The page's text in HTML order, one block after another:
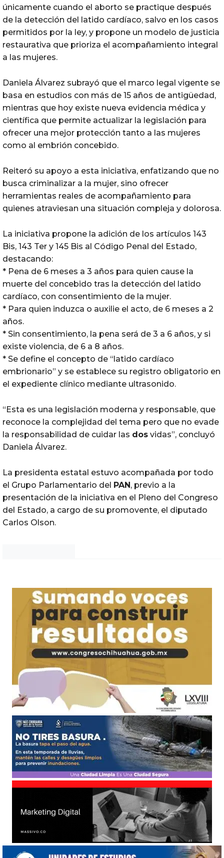
únicamente cuando el aborto se practique después
de la detección del latido cardíaco, salvo en los casos
permitidos por la ley, y propone un modelo de justicia
restaurativa que prioriza el acompañamiento integral
a las mujeres.
Daniela Álvarez subrayó que el marco legal vigente se
basa en estudios con más de 15 años de antigüedad,
mientras que hoy existe nueva evidencia médica y
científica que permite actualizar la legislación para
ofrecer una mejor protección tanto a las mujeres
como al embrión concebido.
Reiteró su apoyo a esta iniciativa, enfatizando que no
busca criminalizar a la mujer, sino ofrecer
herramientas reales de acompañamiento para
quienes atraviesan una situación compleja y dolorosa.
La iniciativa propone la adición de los artículos 143
Bis, 143 Ter y 145 Bis al Código Penal del Estado,
destacando:
* Pena de 6 meses a 3 años para quien cause la
muerte del concebido tras la detección del latido
cardíaco, con consentimiento de la mujer.
* Para quien induzca o auxilie el acto, de 6 meses a 2
años.
* Sin consentimiento, la pena será de 3 a 6 años, y si
existe violencia, de 6 a 8 años.
* Se define el concepto de “latido cardíaco
embrionario” y se establece su registro obligatorio en
el expediente clínico mediante ultrasonido.
“Esta es una legislación moderna y responsable, que
reconoce la complejidad del tema pero que no evade
la responsabilidad de cuidar las dos vidas”, concluyó
Daniela Álvarez.
La presidenta estatal estuvo acompañada por todo
el Grupo Parlamentario del PAN, previo a la
presentación de la iniciativa en el Pleno del Congreso
del Estado, a cargo de su promovente, el diputado
Carlos Olson.